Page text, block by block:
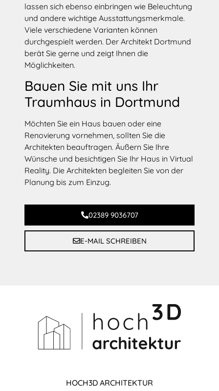
lassen sich ebenso einbringen wie Beleuchtung
und andere wichtige Ausstattungsmerkmale.
Viele verschiedene Varianten können
durchgespielt werden. Der Architekt Dortmund
berät Sie gerne und zeigt Ihnen die
Möglichkeiten.
Bauen Sie mit uns Ihr
Traumhaus in Dortmund
Möchten Sie ein Haus bauen oder eine
Renovierung vornehmen, sollten Sie die
Architekten beauftragen. Äußern Sie Ihre
Wünsche und besichtigen Sie Ihr Haus in Virtual
Reality. Die Architekten begleiten Sie von der
Planung bis zum Einzug.
02389 9036707
E-MAIL SCHREIBEN
HOCH3D ARCHITEKTUR